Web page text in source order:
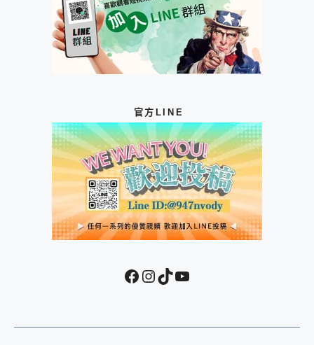
官方LINE
Facebook
Instagram
TikTokYouTube